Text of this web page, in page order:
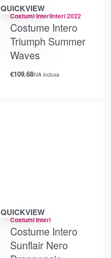
QUICKVIEW
Costumi InteriInteri 2022
Costume Intero
Triumph Summer
Waves
€109.68IVA inclusa
Risparmi €11.56
QUICKVIEW
Costumi Interi
Costume Intero
Sunflair Nero